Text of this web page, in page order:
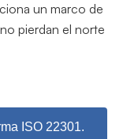
un marco de
pierdan el norte
ISO 22301.